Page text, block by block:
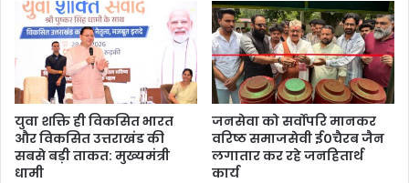
युवा शक्ति ही विकसित भारत
और विकसित उत्तराखंड की
सबसे बड़ी ताकत: मुख्यमंत्री
धामी
जनसेवा को सर्वोपरि मानकर
वरिष्ठ समाजसेवी ई०चैरब जैन
लगातार कर रहे जनहितार्थ
कार्य